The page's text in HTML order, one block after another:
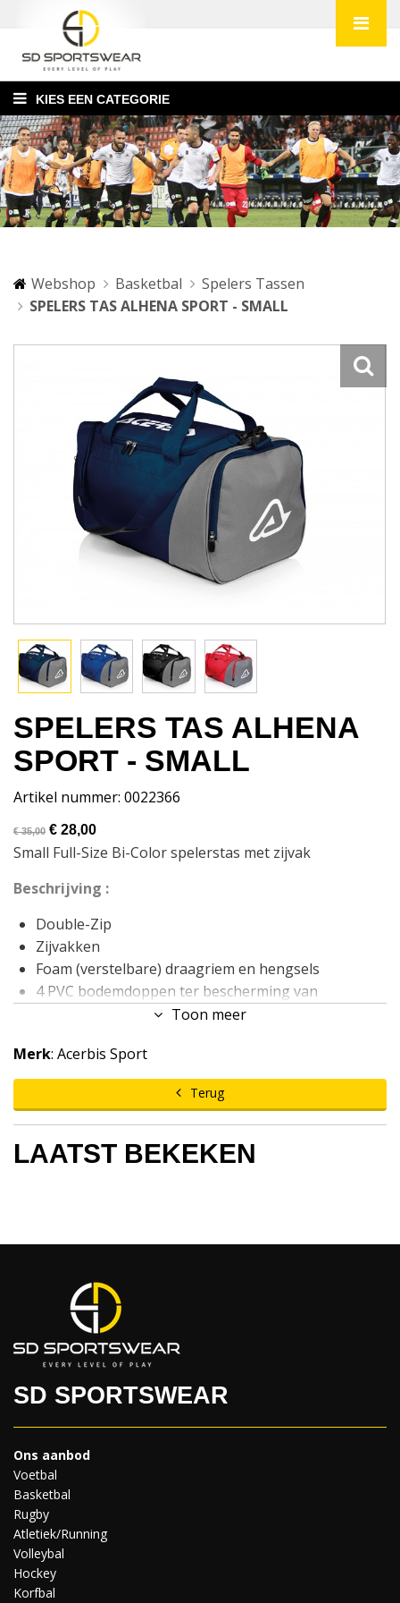
KIES EEN CATEGORIE
Webshop Basketbal
Spelers Tassen
SPELERS TAS ALHENA SPORT - SMALL
SPELERS TAS ALHENA
SPORT - SMALL
Artikel nummer: 0022366
€ 35,00 € 28,00
Small Full-Size Bi-Color spelerstas met zijvak
Beschrijving :
Double-Zip
Zijvakken
Foam (verstelbare) draagriem en hengsels
4 PVC bodemdoppen ter bescherming van
Maten: 45x29x25cm
Inhoud 30 Liter
Toon meer
Merk: Acerbis Sport
Terug
LAATST BEKEKEN
SD SPORTSWEAR
Ons aanbod
Voetbal
Basketbal
Rugby
Atletiek/Running
Volleybal
Hockey
Korfbal